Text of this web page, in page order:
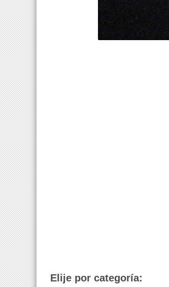
Elije por categoría: